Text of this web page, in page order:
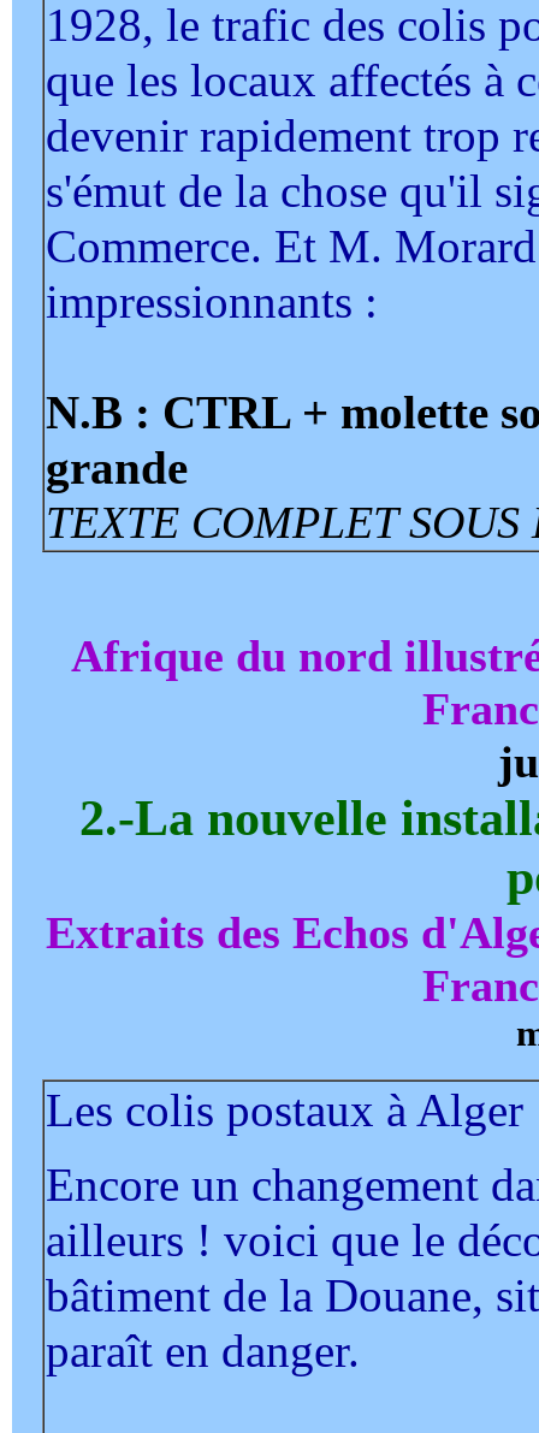
1928, le trafic des colis
que les locaux affectés à
devenir rapidement trop
s'émut de la chose qu'il
Commerce. Et M.
impressionnants :
N.B : CTRL + molette
grande
TEXTE COMPLET
Afrique du nord
2.-La nouvelle
Extraits des Echos
Les colis postaux à Alger
Encore un changement
ailleurs ! voici que le
bâtiment de la Douane,
paraît en danger.